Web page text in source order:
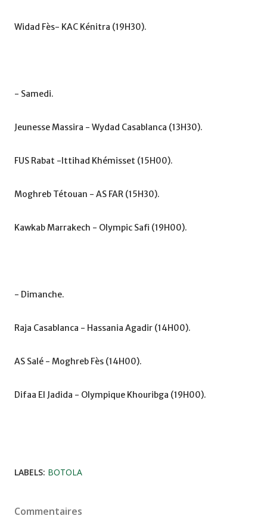
Widad Fès- KAC Kénitra (19H30).
- Samedi.
Jeunesse Massira - Wydad Casablanca (13H30).
FUS Rabat -Ittihad Khémisset (15H00).
Moghreb Tétouan - AS FAR (15H30).
Kawkab Marrakech - Olympic Safi (19H00).
- Dimanche.
Raja Casablanca - Hassania Agadir (14H00).
AS Salé - Moghreb Fès (14H00).
Difaa El Jadida - Olympique Khouribga (19H00).
LABELS: BOTOLA
Commentaires